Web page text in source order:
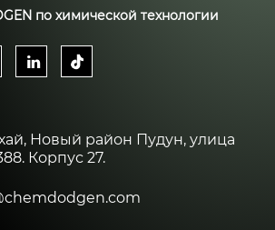
по химической технологии
 
Новый район Пудун, улица
Корпус 27.